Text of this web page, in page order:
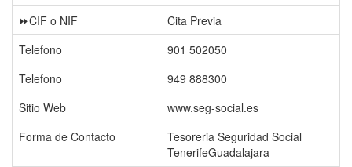
⏩CIF o NIF
Cita Previa
Telefono
901 502050
Telefono
949 888300
Sitio Web
www.seg-social.es
Forma de Contacto
Tesoreria Seguridad Social
TenerifeGuadalajara